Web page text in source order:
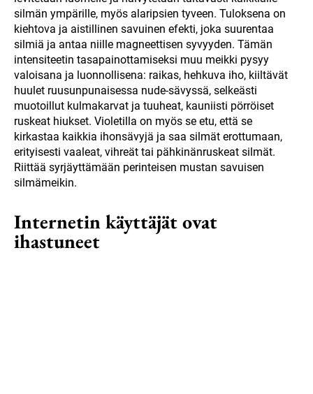
silmän ympärille, myös alaripsien tyveen. Tuloksena on
kiehtova ja aistillinen savuinen efekti, joka suurentaa
silmiä ja antaa niille magneettisen syvyyden. Tämän
intensiteetin tasapainottamiseksi muu meikki pysyy
valoisana ja luonnollisena: raikas, hehkuva iho, kiiltävät
huulet ruusunpunaisessa nude-sävyssä, selkeästi
muotoillut kulmakarvat ja tuuheat, kauniisti pörröiset
ruskeat hiukset. Violetilla on myös se etu, että se
kirkastaa kaikkia ihonsävyjä ja saa silmät erottumaan,
erityisesti vaaleat, vihreät tai pähkinänruskeat silmät.
Riittää syrjäyttämään perinteisen mustan savuisen
silmämeikin.
Internetin käyttäjät ovat
ihastuneet